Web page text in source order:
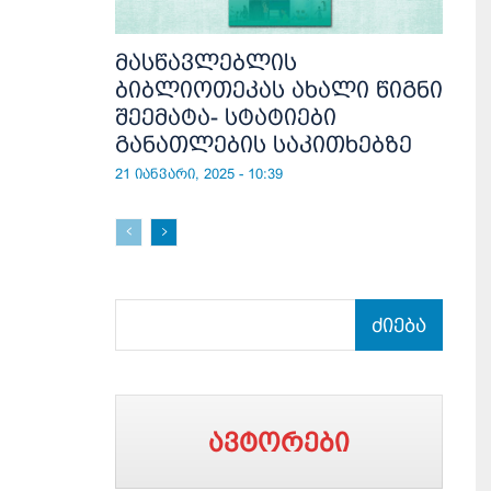
მასწავლებლის
ბიბლიოთეკას ახალი წიგნი
შეემატა- სტატიები
განათლების საკითხებზე
21 იანვარი, 2025 - 10:39
ძიება
ავტორები